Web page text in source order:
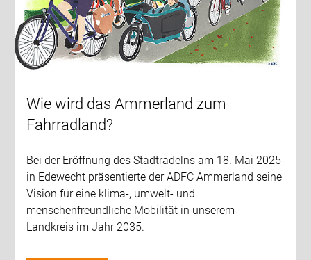
Wie wird das Ammerland zum
Fahrradland?
Bei der Eröffnung des Stadtradelns am 18. Mai 2025
in Edewecht präsentierte der ADFC Ammerland seine
Vision für eine klima-, umwelt- und
menschenfreundliche Mobilität in unserem
Landkreis im Jahr 2035.